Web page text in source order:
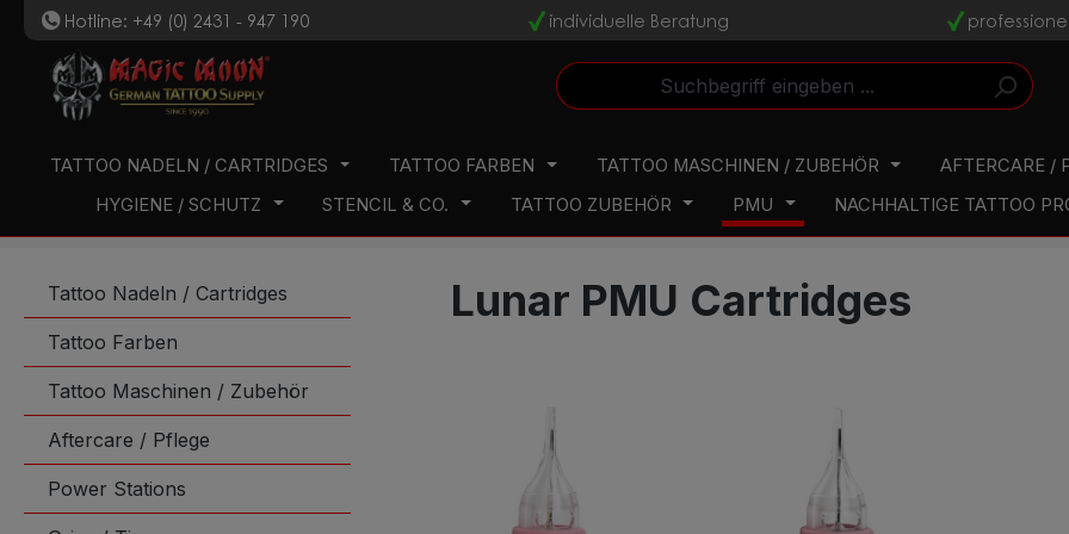
Hauptinhalt springen
Zur Suche springen
Zur Hauptnavigation springen
tHotline: +49 (0) 2431 - 947 190 vindividuelle Beratung v
TATTOO NADELN / CARTRIDGES TATTOO FARBEN TATTOO MASCHINEN / ZUBEHÖR AFTERCARE /
HYGIENE / SCHUTZ
STENCIL & CO. TATTOO ZUBEHÖR PMU NACHHALTIGE TATTOO
Tattoo Nadeln / Cartridges
Tattoo Farben
Tattoo Maschinen / Zubehör
Aftercare / Pflege
Power Stations
Lunar PMU Cartridges